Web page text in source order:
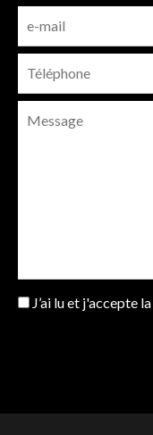
J’ai lu et j'accepte la